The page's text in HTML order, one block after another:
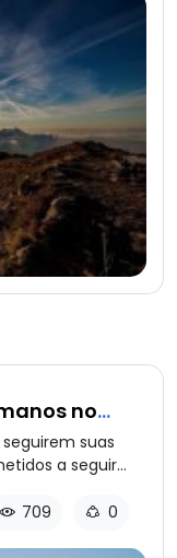
no
de
suas
a seguir
709 0